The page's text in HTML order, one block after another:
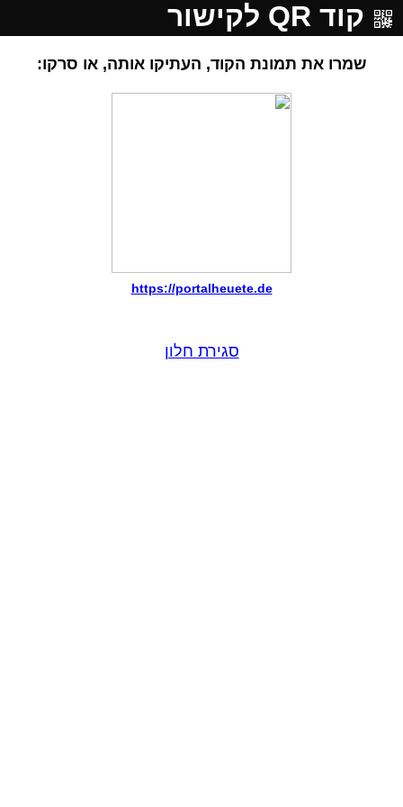
קוד QR לקישור
שמרו את תמונת הקוד, העתיקו אותה, או סרקו:
https://portalheuete.de
סגירת חלון